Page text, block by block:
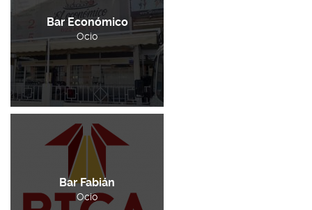
Bar Económico
Ocio
Bar Fabián
Ocio